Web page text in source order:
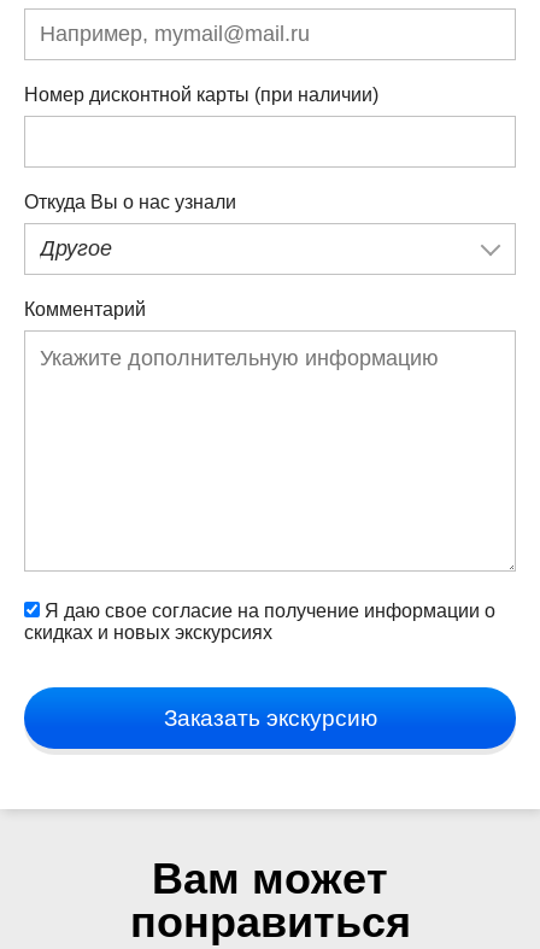
Номер дисконтной карты (при наличии)
Откуда Вы о нас узнали
Другое
Комментарий
Я даю свое согласие на получение информации о
скидках и новых экскурсиях
Заказать экскурсию
Вам может
понравиться